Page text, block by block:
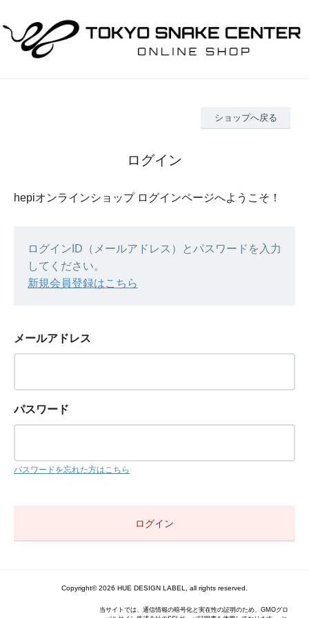
ショップへ戻る
ログイン
hepiオンラインショップ ログインページへようこそ！
ログインID（メールアドレス）とパスワードを入力
してください。
新規会員登録はこちら
メールアドレス
パスワード
パスワードを忘れた方はこちら
Copyright© 2026 HUE DESIGN LABEL, all rights reserved.
当サイトでは、通信情報の暗号化と実在性の証明のため、GMOグロ